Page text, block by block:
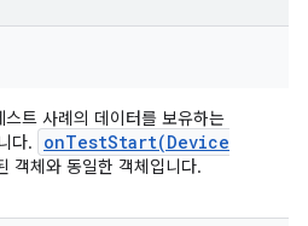
스트 사례의 데이터를 보유하는
다. onTestStart(Device
객체와 동일한 객체입니다.